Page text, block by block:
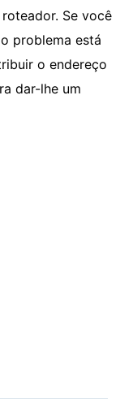
Se você
problema está
o endereço
dar-lhe um